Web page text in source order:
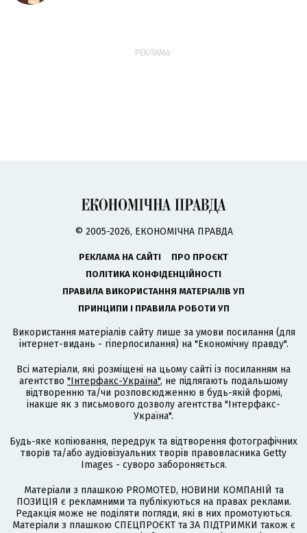
РЕКЛАМА:
© 2005-2026, ЕКОНОМІЧНА ПРАВДА
РЕКЛАМА НА САЙТІ
ПРО ПРОЄКТ
ПОЛІТИКА КОНФІДЕНЦІЙНОСТІ
ПРАВИЛА ВИКОРИСТАННЯ МАТЕРІАЛІВ УП
ПРИНЦИПИ І ПРАВИЛА РОБОТИ УП
Використання матеріалів сайту лише за умови посилання (для
інтернет-видань - гіперпосилання) на "Економічну правду".
Всі матеріали, які розміщені на цьому сайті із посиланням на
агентство "Інтерфакс-Україна", не підлягають подальшому
відтворенню та/чи розповсюдженню в будь-якій формі,
інакше як з письмового дозволу агентства "Інтерфакс-
Україна".
Будь-яке копіювання, передрук та відтворення фотографічних
творів та/або аудіовізуальних творів правовласника Getty
Images - суворо забороняється.
Матеріали з плашкою PROMOTED, НОВИНИ КОМПАНІЙ та
ПОЗИЦІЯ є рекламними та публікуються на правах реклами.
Редакція може не поділяти погляди, які в них промотуються.
Матеріали з плашкою СПЕЦПРОЄКТ та ЗА ПІДТРИМКИ також є